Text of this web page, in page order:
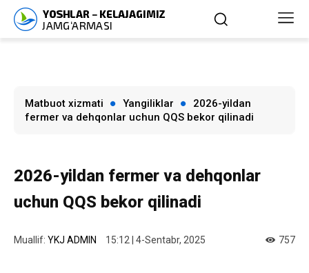
Matbuot xizmati Yangiliklar
2026-yildan
fermer va dehqonlar uchun QQS bekor qilinadi
2026-yildan fermer va dehqonlar
uchun QQS bekor qilinadi
Muallif: YKJ ADMIN 15:12 | 4-Sentabr, 2025 757